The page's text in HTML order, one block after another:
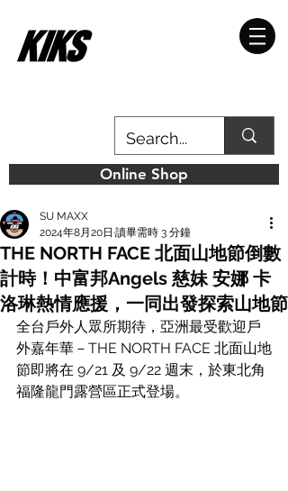
Online Shop
THE NORTH FACE 北面山地節倒數
計時！中富邦Angels 慈妹 安娜 卡
洛琳熱情應援，一同出發探索山地節
SU MAXX
2024年8月20日 讀畢需時 3 分鐘
全台戶外人眾所期待，亞洲最受歡迎戶
外嘉年華－THE NORTH FACE 北面山地
節即將在 9/21 及 9/22 週末，於東北角
福隆龍門露營區正式登場。